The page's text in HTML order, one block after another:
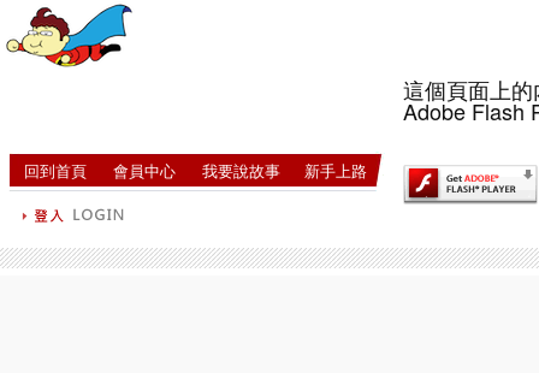
這個頁面上
Adobe Flash
回到首頁 會員中心 我要說故事 新手上路